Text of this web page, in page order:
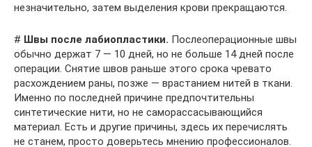
незначительно, затем выделения крови прекращаются.
# Швы после лабиопластики. Послеоперационные швы
обычно держат 7 — 10 дней, но не больше 14 дней после
операции. Снятие швов раньше этого срока чревато
расхождением раны, позже — врастанием нитей в ткани.
Именно по последней причине предпочтительны
синтетические нити, но не саморассасывающийся
материал. Есть и другие причины, здесь их перечислять
не станем, просто доверьтесь мнению профессионалов.